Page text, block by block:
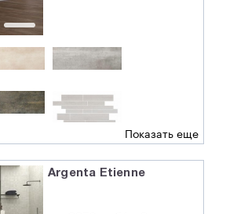
Показать еще
Argenta Etienne